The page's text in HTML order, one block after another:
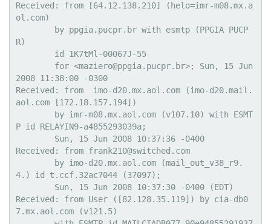
Received: from [64.12.138.210] (helo=imr-m08.mx.a
ol.com)
R)
2008 11:38:00 -0300
Received: from  imo-d20.mx.aol.com (imo-d20.mail.
aol.com [172.18.157.194])
P id RELAYIN9-a4855293039a;
Received: from frank210@switched.com
4.) id t.ccf.32ac7044 (37097);
Received: from User ([82.128.35.119]) by cia-db0
7.mx.aol.com (v121.5)